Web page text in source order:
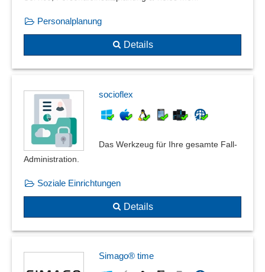
Personalplanung
Details
socioflex
Das Werkzeug für Ihre gesamte Fall-
Administration.
Soziale Einrichtungen
Details
Simago® time